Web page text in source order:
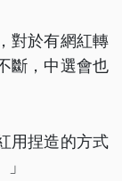
對於有網紅轉
斷，中選會也
用捏造的方式